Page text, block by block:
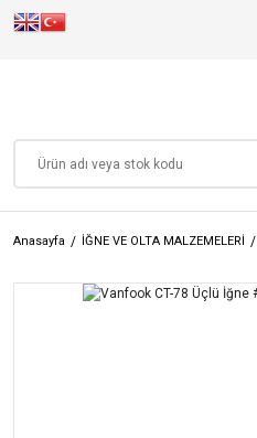
Anasayfa İĞNE VE OLTA MALZEMELERİ